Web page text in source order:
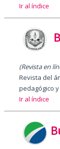
Ir al índice
(Revista en
Revista del
pedagógico
Ir al índice